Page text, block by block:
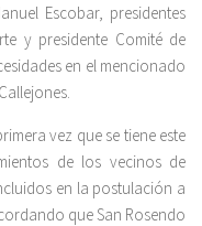
Escobar, presidentes
y presidente Comité de
en el mencionado
vez que se tiene este
de los vecinos de
en la postulación a
que San Rosendo